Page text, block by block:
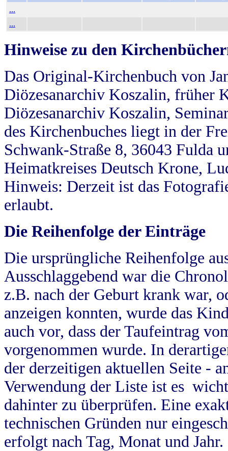
...
...
Hinweise zu den
Das Original-Kirchenbuch von
Diözesanarchiv Koszalin, früher
Diözesanarchiv Koszalin,
des Kirchenbuches liegt in der
Schwank-Straße 8, 36043 Fulda
Heimatkreises Deutsch Krone,
Hinweis: Derzeit ist das
erlaubt.
Die Reihenfolge der Einträge
Die ursprüngliche Reihenfolge
Ausschlaggebend war die
z.B. nach der Geburt krank war,
anzeigen konnten, wurde das
auch vor, dass der Taufeintrag
vorgenommen wurde. In
der derzeitigen aktuellen Seite -
Verwendung der Liste ist es
dahinter zu überprüfen. Eine
technischen Gründen nur
erfolgt nach Tag, Monat und Jahr.